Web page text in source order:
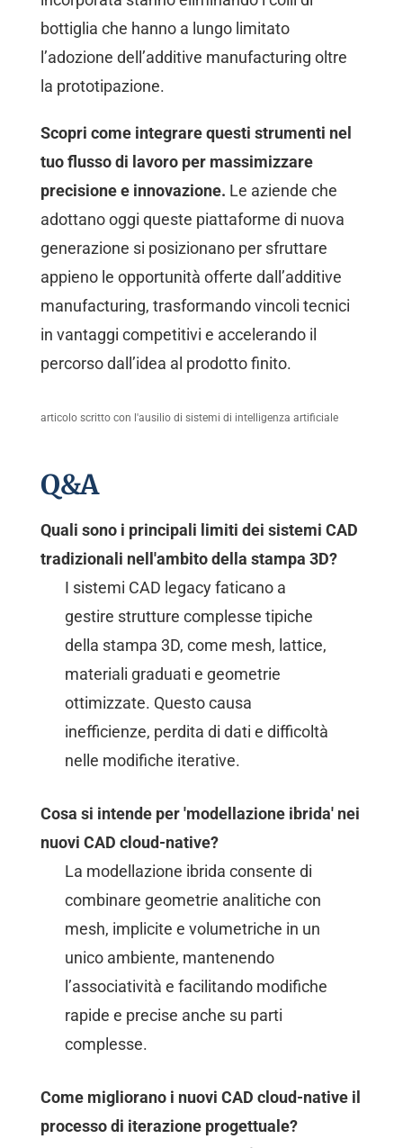
bottiglia che hanno a lungo limitato
l’adozione dell’additive manufacturing oltre
la prototipazione.
Scopri come integrare questi strumenti nel
tuo flusso di lavoro per massimizzare
precisione e innovazione. Le aziende che
adottano oggi queste piattaforme di nuova
generazione si posizionano per sfruttare
appieno le opportunità offerte dall’additive
manufacturing, trasformando vincoli tecnici
in vantaggi competitivi e accelerando il
percorso dall’idea al prodotto finito.
articolo scritto con l'ausilio di sistemi di intelligenza artificiale
Q&A
Quali sono i principali limiti dei sistemi CAD
tradizionali nell'ambito della stampa 3D?
I sistemi CAD legacy faticano a
gestire strutture complesse tipiche
della stampa 3D, come mesh, lattice,
materiali graduati e geometrie
ottimizzate. Questo causa
inefficienze, perdita di dati e difficoltà
nelle modifiche iterative.
Cosa si intende per 'modellazione ibrida' nei
nuovi CAD cloud-native?
La modellazione ibrida consente di
combinare geometrie analitiche con
mesh, implicite e volumetriche in un
unico ambiente, mantenendo
l’associatività e facilitando modifiche
rapide e precise anche su parti
complesse.
Come migliorano i nuovi CAD cloud-native il
processo di iterazione progettuale?